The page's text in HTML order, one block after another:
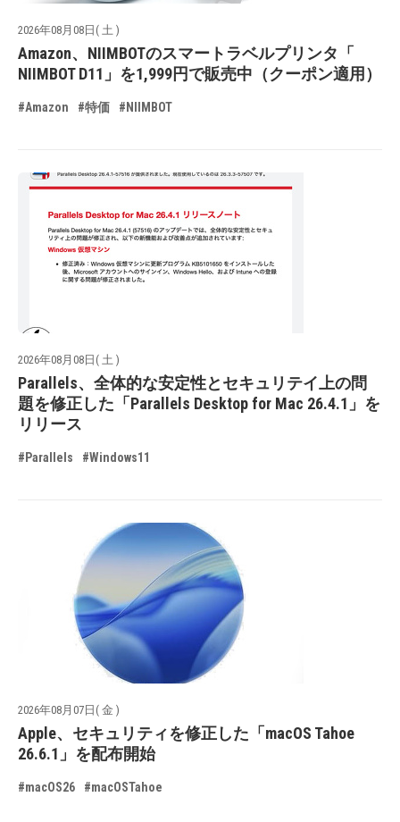
2026年08月08日( 土 )
Amazon、NIIMBOTのスマートラベルプリンタ「
NIIMBOT D11」を1,999円で販売中（クーポン適用）
#Amazon #特価 #NIIMBOT
2026年08月08日( 土 )
Parallels、全体的な安定性とセキュリテイ上の問
題を修正した「Parallels Desktop for Mac 26.4.1」を
リリース
#Parallels #Windows11
2026年08月07日( 金 )
Apple、セキュリティを修正した「macOS Tahoe
26.6.1」を配布開始
#macOS26 #macOSTahoe